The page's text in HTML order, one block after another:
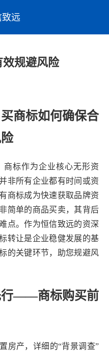
远
规避风险
商标如何确保合
标作为企业核心无形资
非所有企业都有时间或资
商标成为快速获取品牌资
简单的商品买卖，其背后
点。作为恒信致远的资深
转让是企业稳健发展的基
的关键环节，助您规避风
行——商标购买前
房产，详细的“背景调查”